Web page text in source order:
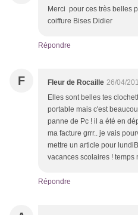
Merci pour ces très belles
coiffure Bises Didier
Répondre
F Fleur de Rocaille 26/04/
Elles sont belles tes
portable mais c'est
panne de Pc ! il a été en
ma facture grrr.. je vais
mettre un article pour
vacances scolaires ! temps
Répondre